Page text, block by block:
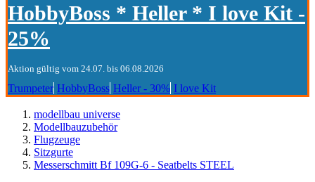
HobbyBoss * Heller * I love Kit -
25%
Aktion gültig vom 24.07. bis 06.08.2026
Trumpeter HobbyBoss Heller - 30% I love Kit
modellbau universe
Modellbauzubehör
Flugzeuge
Sitzgurte
Messerschmitt Bf 109G-6 - Seatbelts STEEL